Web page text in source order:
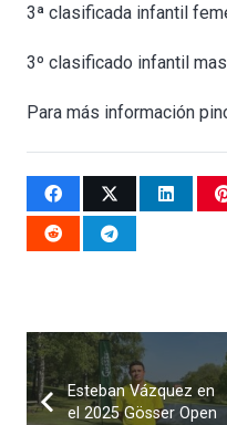
3ª clasificada infantil
3º clasificado infantil
Para más información
Esteban Vázquez en
el 2025 Gösser Open